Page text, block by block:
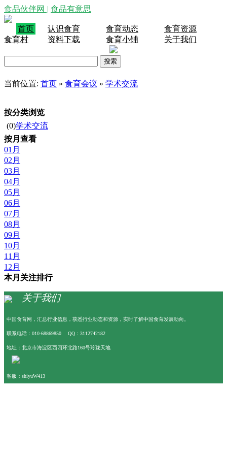
食品伙伴网 | 食品有意思
首页 认识食育 食育动态
食育资源
食育村
资料下载 食育小铺 关于我们
当前位置: 首页 » 食育会议 » 学术交流
按分类浏览
(0)学术交流
按月查看
01月
02月
03月
04月
05月
06月
07月
08月
09月
10月
11月
12月
本月关注排行
关于我们
中国食育网，汇总行业信息，获悉行业动态和资源，实时了解中国食育发展动向。
联系电话：010-68869850 QQ：3112742182
地址：北京市海淀区西四环北路160号玲珑天地
客服：shiyuW413